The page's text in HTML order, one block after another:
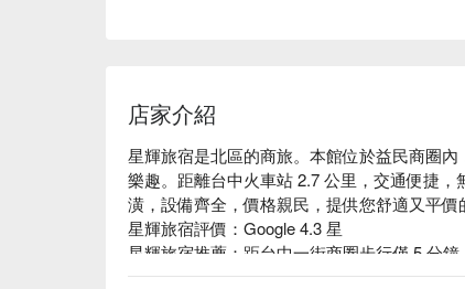
店家介紹
星輝旅宿是北區的商旅。本館位於益民商圈
樂趣。距離台中火車站 2.7 公里，交通便捷
潢，設備齊全，價格親民，提供您舒適又平價
星輝旅宿評價：Google 4.3 星
星輝旅宿推薦：距台中一街商圈步行僅 5 分鐘。
星輝旅宿優惠、星輝旅宿住宿方案、星輝旅